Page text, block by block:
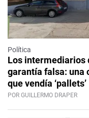
Política
Los intermediarios
garantía falsa: una
que vendía ‘pallets’
POR GUILLERMO DRAPER